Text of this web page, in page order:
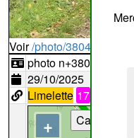
Voir/photo/380495?typ=d
photo n+380495
29/10/2025
Limelette 17
+
Cartes